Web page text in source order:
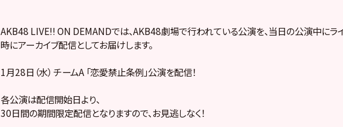
AKB48 LIVE!! ON DEMANDでは、AKB48劇場で行われている公演を、当日の公演中にラ
時にアーカイブ配信としてお届けします。
1月28日（水） チームA 「恋愛禁止条例」公演を配信！
各公演は配信開始日より、
30日間の期間限定配信となりますので、お見逃しなく！